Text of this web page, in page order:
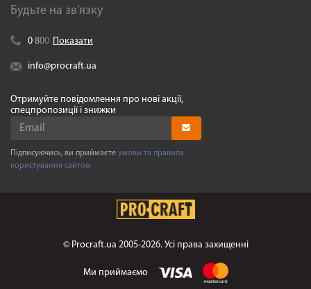
Будьте на зв'язку
0 800 Показати
info@procraft.ua
Отримуйте повідомлення про нові акції,
спецпропозиції і знижки
Підписуючись, ви приймаєте умови та правила
користування сайтом
© Procraft.ua 2005-2026. Усі права захищенні
Ми приймаємо